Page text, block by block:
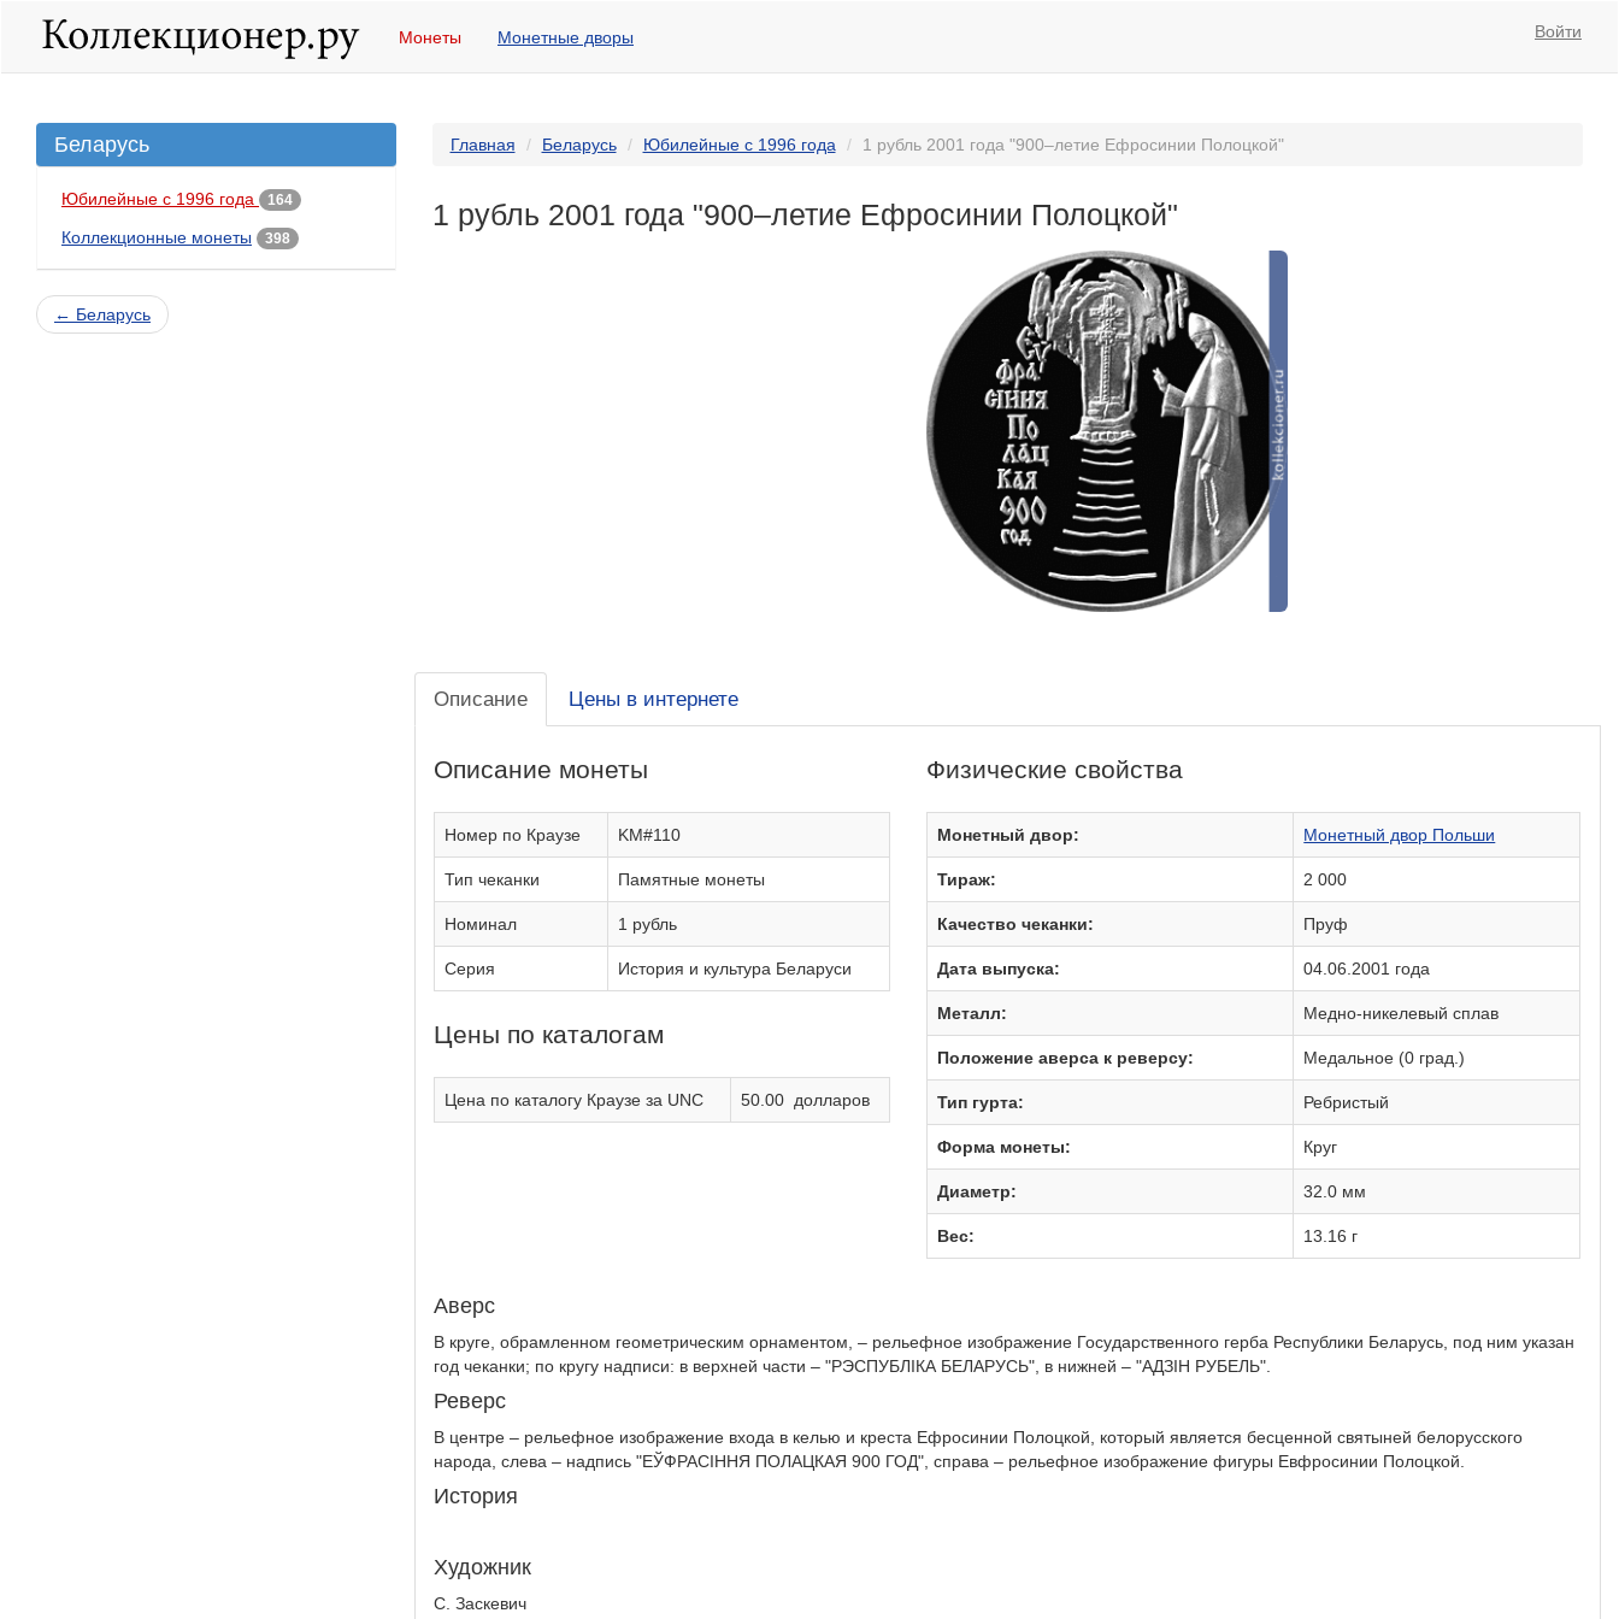
Войти
Монеты Монетные дворы
Беларусь
Юбилейные с 1996 года 164
Коллекционные монеты 398
← Беларусь
Главная Беларусь Юбилейные с 1996 года 1 рубль 2001 года "900–летие Ефросинии Полоцкой"
1 рубль 2001 года "900–летие Ефросинии Полоцкой"
Описание Цены в интернете
Описание монеты
Номер по Краузе KM#110
Тип чеканки Памятные монеты
Номинал 1 рубль
Серия История и культура Беларуси
Цены по каталогам
Цена по каталогу Краузе за UNC 50.00 долларов
Физические свойства
Монетный двор: Монетный двор Польши
Тираж: 2 000
Качество чеканки: Пруф
Дата выпуска: 04.06.2001 года
Металл: Медно-никелевый сплав
Положение аверса к реверсу: Медальное (0 град.)
Тип гурта: Ребристый
Форма монеты: Круг
Диаметр: 32.0 мм
Вес: 13.16 г
Аверс
В круге, обрамленном геометрическим орнаментом, – рельефное изображение Государственного герба Республики Беларусь, под ним указан
год чеканки; по кругу надписи: в верхней части – "РЭСПУБЛІКА БЕЛАРУСЬ", в нижней – "АДЗІН РУБЕЛЬ".
Реверс
В центре – рельефное изображение входа в келью и креста Ефросинии Полоцкой, который является бесценной святыней белорусского
народа, слева – надпись "ЕЎФРАСІННЯ ПОЛАЦКАЯ 900 ГОД", справа – рельефное изображение фигуры Евфросинии Полоцкой.
История
Художник
С. Заскевич